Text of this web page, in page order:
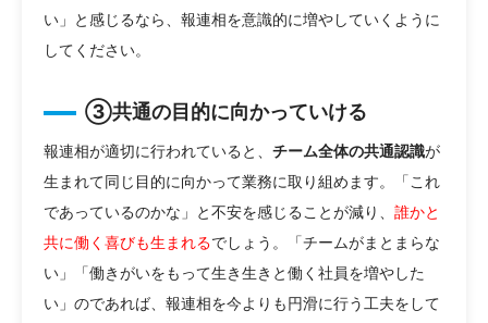
い」と感じるなら、報連相を意識的に増やしていくように
してください。
③共通の目的に向かっていける
報連相が適切に行われていると、 チーム全体の共通認識が
生まれて同じ目的に向かって業務に取り組めます。「これ
であっているのかな」と不安を感じることが減り、 誰かと
共に働く喜びも生まれるでしょう。「チームがまとまらな
い」「働きがいをもって生き生きと働く社員を増やした
い」のであれば、報連相を今よりも円滑に行う工夫をして